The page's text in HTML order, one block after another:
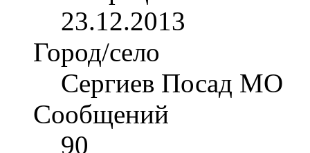
23.12.2013
Город/село
Сергиев Посад МО
Сообщений
90